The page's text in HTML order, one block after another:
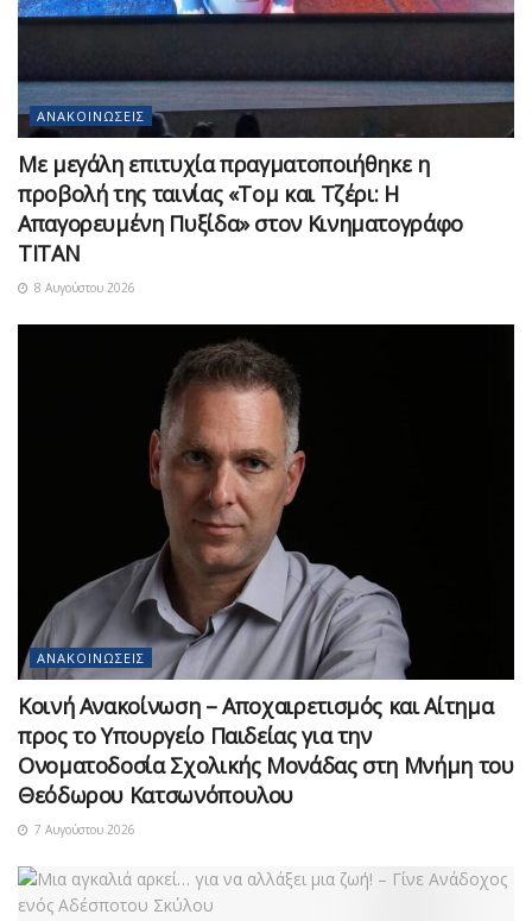
ΑΝΑΚΟΙΝΏΣΕΙΣ
Με μεγάλη επιτυχία πραγματοποιήθηκε η
προβολή της ταινίας «Τομ και Τζέρι: Η
Απαγορευμένη Πυξίδα» στον Κινηματογράφο
ΤΙΤΑΝ
8 Αυγούστου 2026
ΑΝΑΚΟΙΝΏΣΕΙΣ
Κοινή Ανακοίνωση – Αποχαιρετισμός και Αίτημα
προς το Υπουργείο Παιδείας για την
Ονοματοδοσία Σχολικής Μονάδας στη Μνήμη του
Θεόδωρου Κατσωνόπουλου
7 Αυγούστου 2026